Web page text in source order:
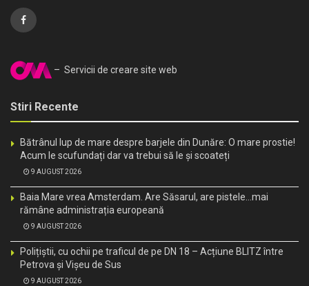
– Servicii de creare site web
Stiri Recente
Bătrânul lup de mare despre barjele din Dunăre: O mare prostie!
Acum le scufundați dar va trebui să le și scoateți
9 AUGUST 2026
Baia Mare vrea Amsterdam. Are Săsarul, are pistele…mai
rămâne administrația europeană
9 AUGUST 2026
Polițiștii, cu ochii pe traficul de pe DN 18 – Acțiune BLITZ între
Petrova și Vișeu de Sus
9 AUGUST 2026